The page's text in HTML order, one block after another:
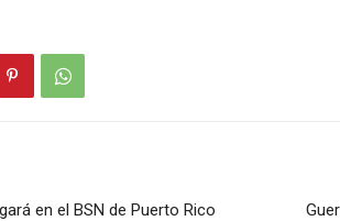
en el BSN de Puerto Rico